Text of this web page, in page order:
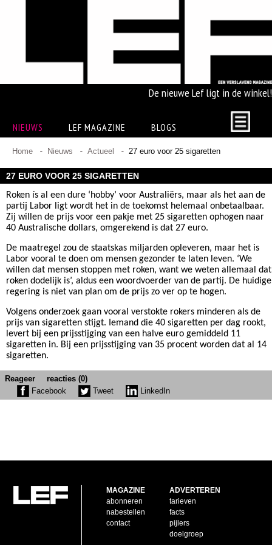
De nieuwe Lef ligt in de winkel!
NIEUWS LEF MAGAZINE BLOGS
Home Nieuws Actueel 27 euro voor 25 sigaretten
27 EURO VOOR 25 SIGARETTEN
Roken ís al een dure ‘hobby’ voor Australiërs, maar als het aan de
partij Labor ligt wordt het in de toekomst helemaal onbetaalbaar.
Zij willen de prijs voor een pakje met 25 sigaretten ophogen naar
40 Australische dollars, omgerekend is dat 27 euro.
De maatregel zou de staatskas miljarden opleveren, maar het is
Labor vooral te doen om mensen gezonder te laten leven. ‘We
willen dat mensen stoppen met roken, want we weten allemaal dat
roken dodelijk is’, aldus een woordvoerder van de partij. De huidige
regering is niet van plan om de prijs zo ver op te hogen.
Volgens onderzoek gaan vooral verstokte rokers minderen als de
prijs van sigaretten stijgt. Iemand die 40 sigaretten per dag rookt,
levert bij een prijsstijging van een halve euro gemiddeld 11
sigaretten in. Bij een prijsstijging van 35 procent worden dat al 14
sigaretten.
Reageer
reacties (0)
Facebook
Tweet LinkedIn
MAGAZINE
abonneren
nabestellen
contact
ADVERTEREN
tarieven
facts
pijlers
doelgroep